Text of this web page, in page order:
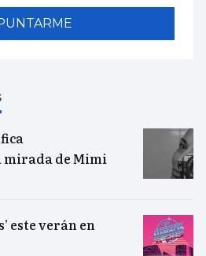
mirada de Mimi
este verán en